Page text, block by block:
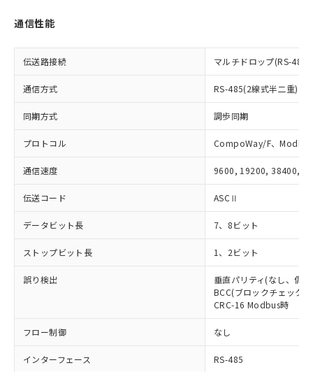
通信性能
伝送路接続 マルチドロップ(RS-485)
通信方式 RS-485(2線式半二重)
同期方式 調歩同期
プロトコル CompoWay/F、Modbus
通信速度 9600, 19200, 38400,
伝送コード ASCⅡ
データビット長 7、8ビット
ストップビット長 1、2ビット
誤り検出
垂直パリティ(なし、偶
BCC(ブロックチェック
CRC-16 Modbus時
フロー制御 なし
インターフェース RS-485
荷製品に未対応品が混在することから備考
欄に対応日を記載しておりました。
既に当社にて対応品への在庫切替を完了
していることから、特段のことがない限
り、2022年1月12日より割愛しておりま
す。